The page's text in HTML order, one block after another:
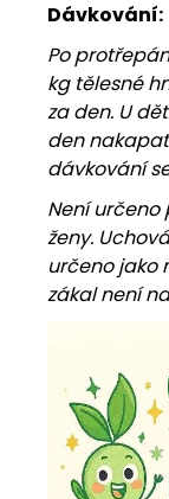
Dávkování:
Po
kg tělesné
za den. U
den
dávkování
Není určeno
ženy.
určeno jako
zákal není